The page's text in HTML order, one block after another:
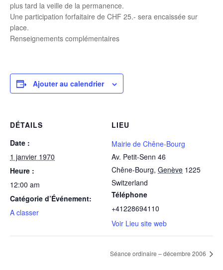
plus tard la veille de la permanence.
Une participation forfaitaire de CHF 25.- sera encaissée sur
place.
Renseignements complémentaires
Ajouter au calendrier
DÉTAILS
Date :
1 janvier 1970
Heure :
12:00 am
Catégorie d’Événement:
A classer
LIEU
Mairie de Chêne-Bourg
Av. Petit-Senn 46
Chêne-Bourg, Genève 1225
Switzerland
Téléphone
+41228694110
Voir Lieu site web
Séance ordinaire – décembre 2006